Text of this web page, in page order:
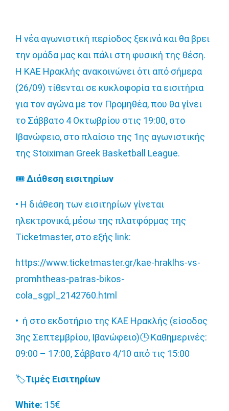
Επικοινωνία
Η νέα αγωνιστική περίοδος ξεκινά και θα βρει
την ομάδα μας και πάλι στη φυσική της θέση.
Η ΚΑΕ Ηρακλής ανακοινώνει ότι από σήμερα
(26/09) τίθενται σε κυκλοφορία τα εισιτήρια
για τον αγώνα με τον Προμηθέα, που θα γίνει
το Σάββατο 4 Οκτωβρίου στις 19:00, στο
Ιβανώφειο, στο πλαίσιο της 1ης αγωνιστικής
της Stoiximan Greek Basketball League.
🎟Διάθεση εισιτηρίων
• Η διάθεση των εισιτηρίων γίνεται
ηλεκτρονικά, μέσω της πλατφόρμας της
Ticketmaster, στο εξής link:
https://www.ticketmaster.gr/kae-hraklhs-vs-
promhtheas-patras-bikos-
cola_sgpl_2142760.html
• ή στο εκδοτήριο της ΚΑΕ Ηρακλής (είσοδος
3ης Σεπτεμβρίου, Ιβανώφειο)🕒Καθημερινές:
09:00 – 17:00, Σάββατο 4/10 από τις 15:00
🏷️Τιμές Εισιτηρίων
White: 15€